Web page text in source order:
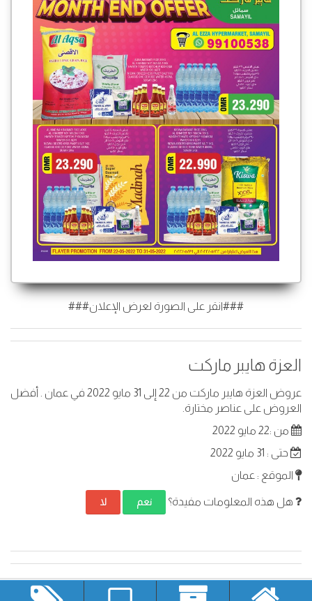
###انقر على الصورة لعرض الإعلان###
العزة هايبر ماركت
عروض العزة هايبر ماركت من 22 إلى 31 مايو 2022 في عمان . أفضل
العروض على عناصر مختارة.
من :22 مايو 2022
حتى : 31 مايو 2022
الموقع : عمان
هل هذه المعلومات مفيدة؟ نعم لا